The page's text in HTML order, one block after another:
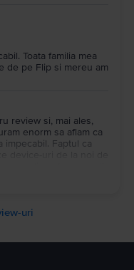
Toata familia mea
de pe Flip si mereu am
review si, mai ales,
enorm sa aflam ca
impecabil. Faptul ca
sa pastram
deschise inapoi
uri